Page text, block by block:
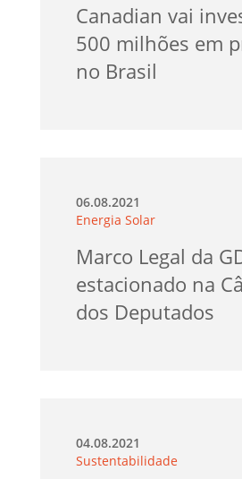
Canadian vai
500 milhões em
no Brasil
06.08.2021
Energia Solar
Marco Legal da
estacionado na
dos Deputados
04.08.2021
Sustentabilidade